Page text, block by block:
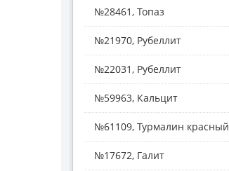
№28461, Топаз
№21970, Рубеллит
№22031, Рубеллит
№59963, Кальцит
№61109, Турмалин красный
№17672, Галит